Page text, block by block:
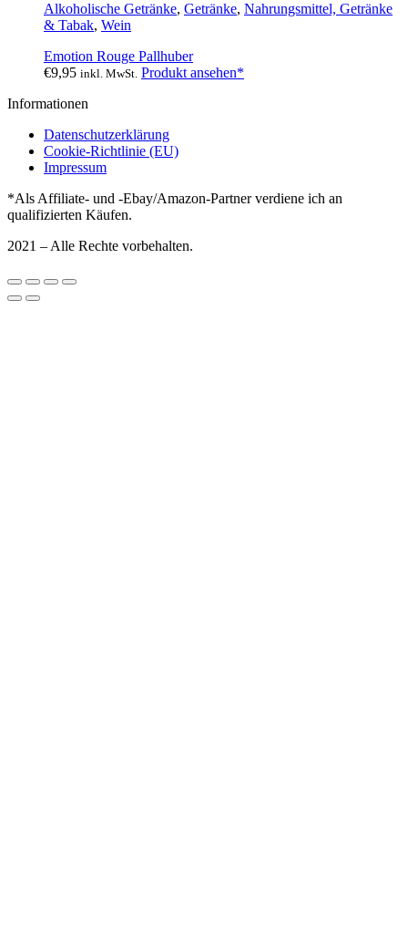
Alkoholische Getränke, Getränke, Nahrungsmittel, Getränke
& Tabak, Wein
Emotion Rouge Pallhuber
€9,95 inkl. MwSt. Produkt ansehen*
Informationen
Datenschutzerklärung
Cookie-Richtlinie (EU)
Impressum
*Als Affiliate- und -Ebay/Amazon-Partner verdiene ich an
qualifizierten Käufen.
2021 – Alle Rechte vorbehalten.